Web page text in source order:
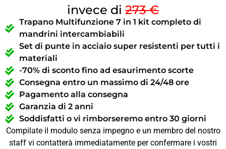
invece di 273 €
Trapano Multifunzione 7 in 1 kit completo di
mandrini intercambiabili
Set di punte in acciaio super resistenti per tutti i
materiali
-70% di sconto fino ad esaurimento scorte
Consegna entro un massimo di 24/48 ore
Pagamento alla consegna
Garanzia di 2 anni
Soddisfatti o vi rimborseremo entro 30 giorni
Compilate il modulo senza impegno e un membro del nostro
staff vi contatterà immediatamente per confermare i vostri